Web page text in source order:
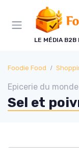
LE MÉDIA B2B
Foodie Food
Epicerie du
Sel et
Panneau de gestion